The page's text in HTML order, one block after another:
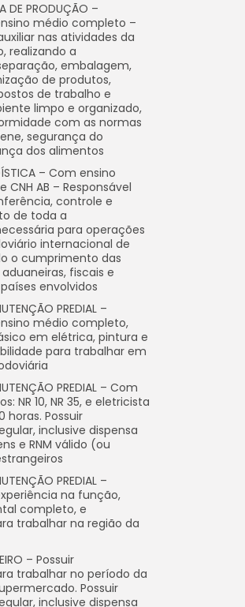
DE PRODUÇÃO –
médio completo –
nas atividades da
realizando a
embalagem,
de produtos,
de trabalho e
limpo e organizado,
com as normas
segurança do
dos alimentos
– Com ensino
AB – Responsável
controle e
de toda a
para operações
internacional de
o cumprimento das
fiscais e
envolvidos
PREDIAL –
médio completo,
em elétrica, pintura e
para trabalhar em
PREDIAL – Com
NR 10, NR 35, e eletricista
horas. Possuir
inclusive dispensa
e RNM válido (ou
PREDIAL –
na função,
completo, e
trabalhar na região da
– Possuir
trabalhar no período da
Possuir
inclusive dispensa